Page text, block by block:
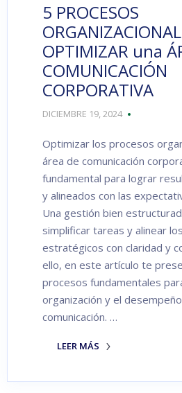
5 PROCESOS
OPTIMIZAR una
COMUNICACIÓN
CORPORATIVA
DICIEMBRE 19, 2024
Optimizar los procesos
área de comunicación
fundamental para lograr
y alineados con las
Una gestión bien
simplificar tareas y alinear
estratégicos con claridad y
ello, en este artículo te
procesos fundamentales
organización y el
comunicación. …
LEER MÁS